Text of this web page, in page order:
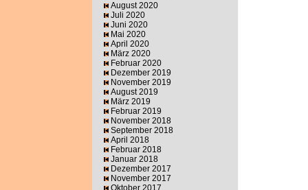
August 2020
Juli 2020
Juni 2020
Mai 2020
April 2020
März 2020
Februar 2020
Dezember 2019
November 2019
August 2019
März 2019
Februar 2019
November 2018
September 2018
April 2018
Februar 2018
Januar 2018
Dezember 2017
November 2017
Oktober 2017